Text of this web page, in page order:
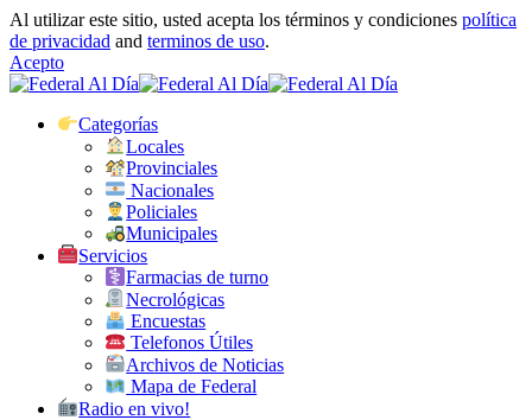
Al utilizar este sitio, usted acepta los términos y condiciones política
de privacidad and terminos de uso.
Acepto
Categorías
Locales
Provinciales
Nacionales
Policiales
Municipales
Servicios
Farmacias de turno
Necrológicas
Encuestas
Telefonos Útiles
Archivos de Noticias
Mapa de Federal
Radio en vivo!